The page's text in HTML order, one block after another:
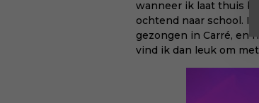
wanneer ik laat thuis
ochtend naar school.
gezongen in Carré, en
vind ik dan leuk om